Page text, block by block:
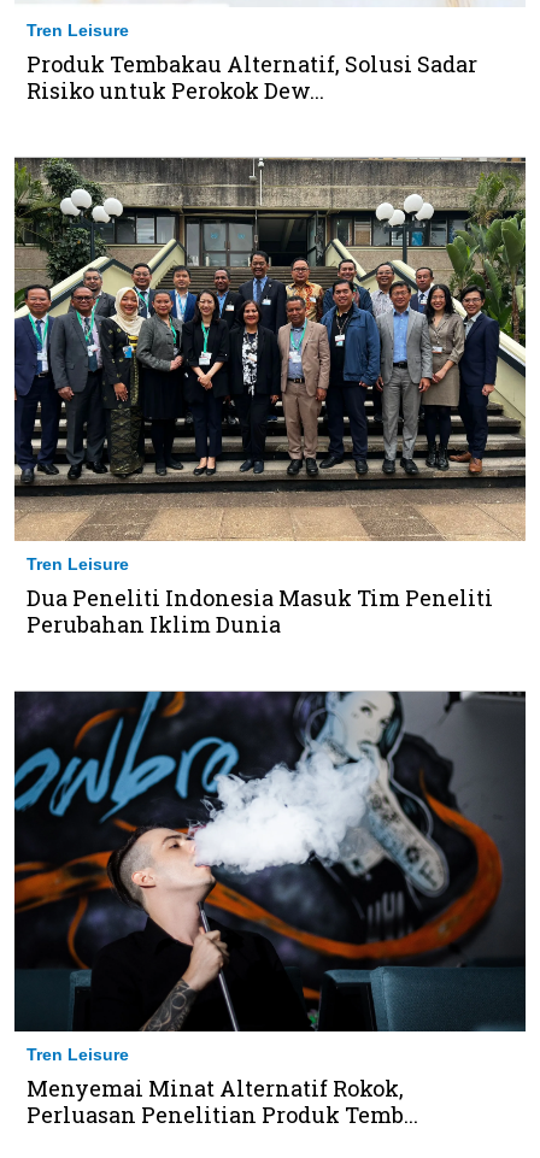
Tren Leisure
Produk Tembakau Alternatif, Solusi Sadar
Risiko untuk Perokok Dew...
Tren Leisure
Dua Peneliti Indonesia Masuk Tim Peneliti
Perubahan Iklim Dunia
Tren Leisure
Menyemai Minat Alternatif Rokok,
Perluasan Penelitian Produk Temb...